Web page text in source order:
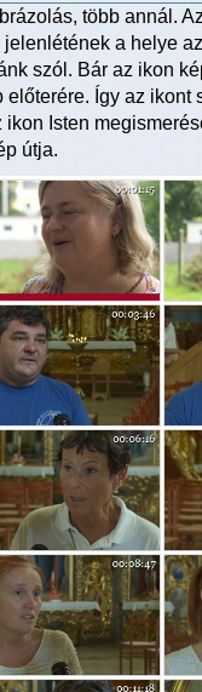
több annál.
a helye
szól. Bár az ikon
Így az
Isten
útja.